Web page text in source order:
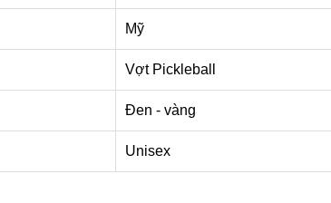
Mỹ
Vợt Pickleball
Đen - vàng
Unisex